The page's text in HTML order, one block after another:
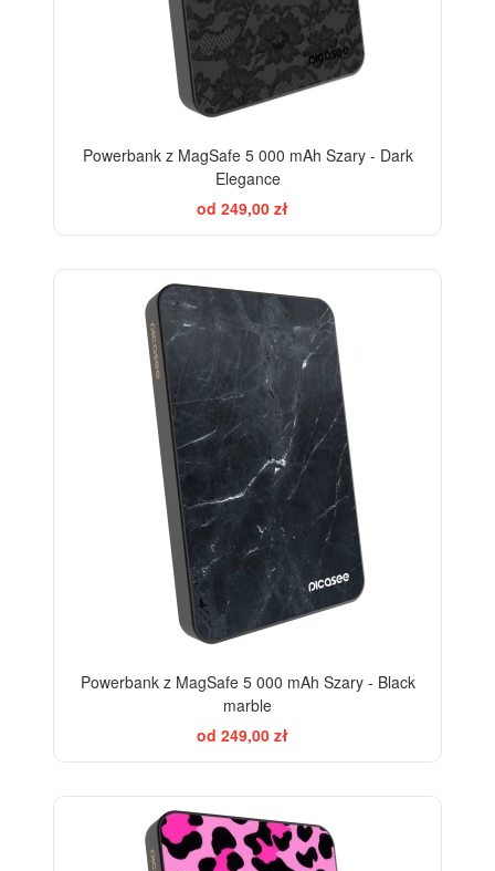
Powerbank z MagSafe 5 000 mAh Szary - Dark
Elegance
od 249,00 zł
Powerbank z MagSafe 5 000 mAh Szary - Black
marble
od 249,00 zł